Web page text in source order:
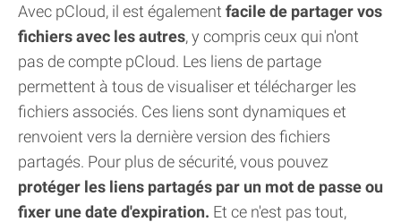
Avec pCloud, il est également facile de partager vos
fichiers avec les autres, y compris ceux qui n'ont
pas de compte pCloud. Les liens de partage
permettent à tous de visualiser et télécharger les
fichiers associés. Ces liens sont dynamiques et
renvoient vers la dernière version des fichiers
partagés. Pour plus de sécurité, vous pouvez
protéger les liens partagés par un mot de passe ou
fixer une date d'expiration. Et ce n'est pas tout,